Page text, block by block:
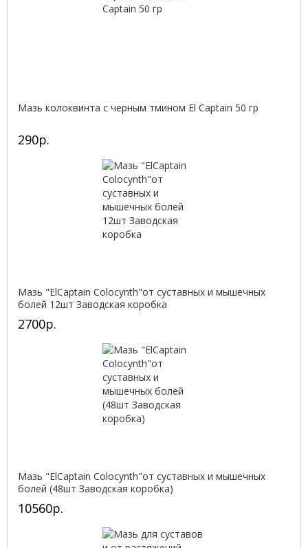
Мазь колоквинта с черным тмином El Captain 50 гр
290р.
Мазь "ElCaptain Colocynth"от суставных и мышечных
болей 12шт Заводская коробка
2700р.
Мазь "ElCaptain Colocynth"от суставных и мышечных
болей (48шт Заводская коробка)
10560р.